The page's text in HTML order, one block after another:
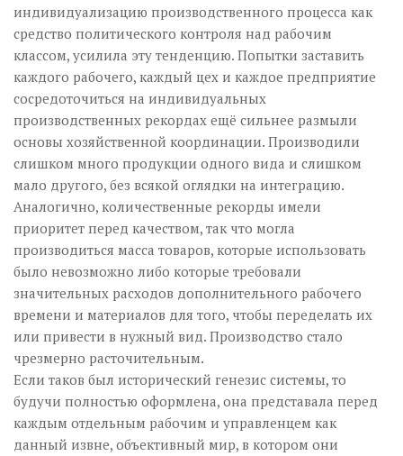
индивидуализацию производственного процесса как
средство политического контроля над рабочим
классом, усилила эту тенденцию. Попытки заставить
каждого рабочего, каждый цех и каждое предприятие
сосредоточиться на индивидуальных
производственных рекордах ещё сильнее размыли
основы хозяйственной координации. Производили
слишком много продукции одного вида и слишком
мало другого, без всякой оглядки на интеграцию.
Аналогично, количественные рекорды имели
приоритет перед качеством, так что могла
производиться масса товаров, которые использовать
было невозможно либо которые требовали
значительных расходов дополнительного рабочего
времени и материалов для того, чтобы переделать их
или привести в нужный вид. Производство стало
чрезмерно расточительным.
Если таков был исторический генезис системы, то
будучи полностью оформлена, она представала перед
каждым отдельным рабочим и управленцем как
данный извне, объективный мир, в котором они